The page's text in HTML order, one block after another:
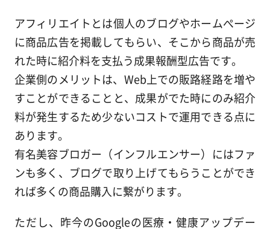
アフィリエイトとは個人のブログやホームぺージ
に商品広告を掲載してもらい、そこから商品が売
れた時に紹介料を支払う成果報酬型広告です。
企業側のメリットは、Web上での販路経路を増や
すことができることと、成果がでた時にのみ紹介
料が発生するため少ないコストで運用できる点に
あります。
有名美容ブロガー（インフルエンサー）にはファ
ンも多く、ブログで取り上げてもらうことができ
れば多くの商品購入に繋がります。
ただし、昨今のGoogleの医療・健康アップデー